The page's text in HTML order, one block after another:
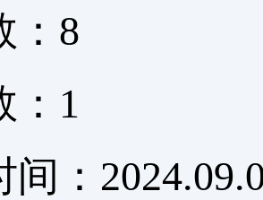
：8
：1
间：